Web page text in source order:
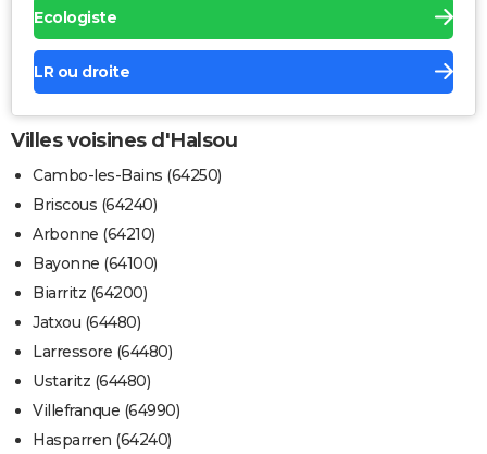
Ecologiste
LR ou droite
Villes voisines d'Halsou
Cambo-les-Bains (64250)
Briscous (64240)
Arbonne (64210)
Bayonne (64100)
Biarritz (64200)
Jatxou (64480)
Larressore (64480)
Ustaritz (64480)
Villefranque (64990)
Hasparren (64240)